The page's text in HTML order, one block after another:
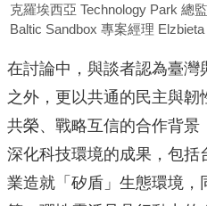
克羅埃西亞 Technology Park 總
Baltic Sandbox 專案經理 Elzbieta
在討論中，與談者認為臺灣
之外，更以共通的民主與
共榮、戰略互信的合作背
深化科技環境的成果，包括
業造就「矽盾」生態環境，